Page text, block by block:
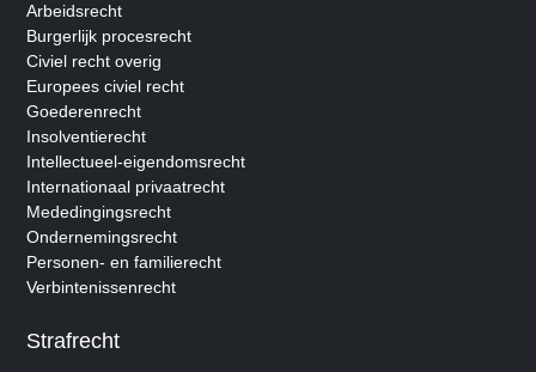
Arbeidsrecht
Burgerlijk procesrecht
Civiel recht overig
Europees civiel recht
Goederenrecht
Insolventierecht
Intellectueel-eigendomsrecht
Internationaal privaatrecht
Mededingingsrecht
Ondernemingsrecht
Personen- en familierecht
Verbintenissenrecht
Strafrecht